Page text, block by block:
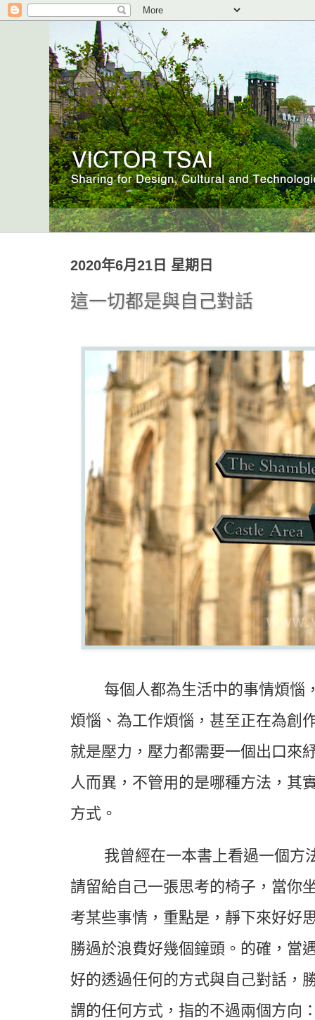
2020年6月21日 星期日
這一切都是與自己對話
每個人都為生活中的事情煩惱
煩惱、為工作煩惱，甚至正在為創
就是壓力，壓力都需要一個出口來
人而異，不管用的是哪種方法，其
方式。
我曾經在一本書上看過一個方
請留給自己一張思考的椅子，當你
考某些事情，重點是，靜下來好好
勝過於浪費好幾個鐘頭。的確，當
好的透過任何的方式與自己對話，
謂的任何方式，指的不過兩個方向